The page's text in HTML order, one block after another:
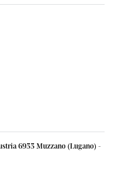
6933 Muzzano (Lugano) -